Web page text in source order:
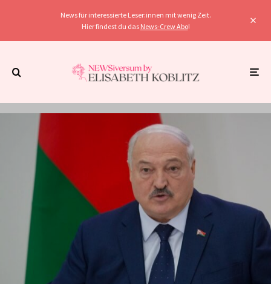
News für interessierte Leser:innen mit wenig Zeit.
Hier findest du das News-Crew Abo!